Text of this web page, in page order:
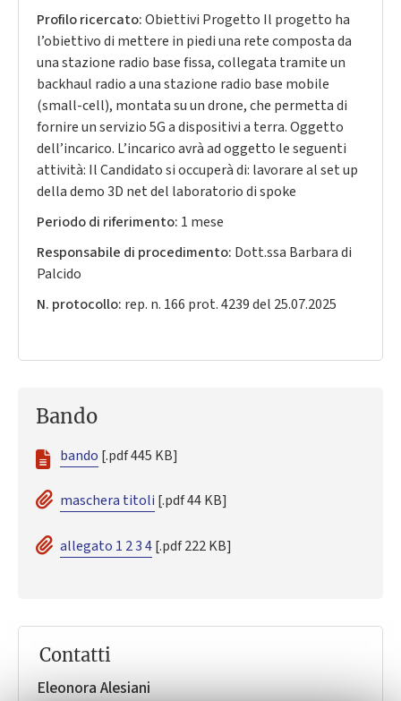
Profilo ricercato:Obiettivi Progetto Il progetto ha
l’obiettivo di mettere in piedi una rete composta da
una stazione radio base fissa, collegata tramite un
backhaul radio a una stazione radio base mobile
(small-cell), montata su un drone, che permetta di
fornire un servizio 5G a dispositivi a terra. Oggetto
dell’incarico. L’incarico avrà ad oggetto le seguenti
attività: Il Candidato si occuperà di: lavorare al set up
della demo 3D net del laboratorio di spoke
Periodo di riferimento: 1 mese
Responsabile di procedimento: Dott.ssa Barbara di
Palcido
N. protocollo: rep. n. 166 prot. 4239 del 25.07.2025
Bando
bando [.pdf 445 KB]
maschera titoli [.pdf 44 KB]
allegato 1 2 3 4[.pdf 222 KB]
Contatti
Eleonora Alesiani